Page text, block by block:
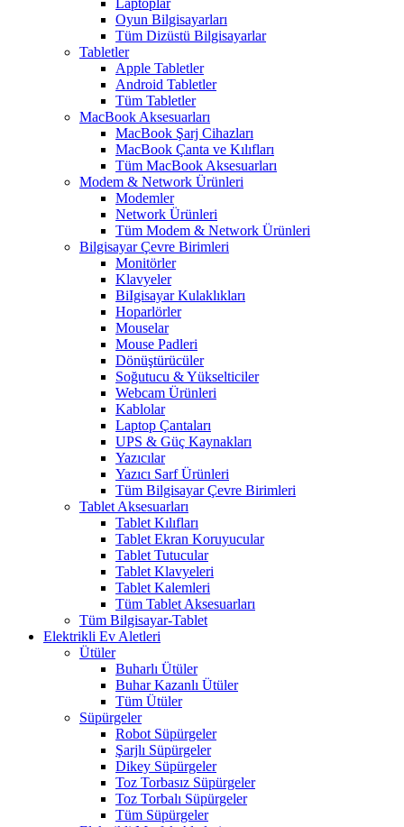
Laptoplar
Oyun Bilgisayarları
Tüm Dizüstü Bilgisayarlar
Tabletler
Apple Tabletler
Android Tabletler
Tüm Tabletler
MacBook Aksesuarları
MacBook Şarj Cihazları
MacBook Çanta ve Kılıfları
Tüm MacBook Aksesuarları
Modem & Network Ürünleri
Modemler
Network Ürünleri
Tüm Modem & Network Ürünleri
Bilgisayar Çevre Birimleri
Monitörler
Klavyeler
BiIgisayar Kulaklıkları
Hoparlörler
Mouselar
Mouse Padleri
Dönüştürücüler
Soğutucu & Yükselticiler
Webcam Ürünleri
Kablolar
Laptop Çantaları
UPS & Güç Kaynakları
Yazıcılar
Yazıcı Sarf Ürünleri
Tüm Bilgisayar Çevre Birimleri
Tablet Aksesuarları
Tablet Kılıfları
Tablet Ekran Koruyucular
Tablet Tutucular
Tablet Klavyeleri
Tablet Kalemleri
Tüm Tablet Aksesuarları
Tüm Bilgisayar-Tablet
Elektrikli Ev Aletleri
Ütüler
Buharlı Ütüler
Buhar Kazanlı Ütüler
Tüm Ütüler
Süpürgeler
Robot Süpürgeler
Şarjlı Süpürgeler
Dikey Süpürgeler
Toz Torbasız Süpürgeler
Toz Torbalı Süpürgeler
Tüm Süpürgeler